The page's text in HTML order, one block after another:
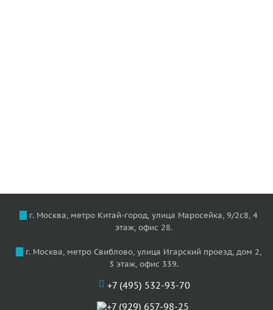
г. Москва, метро Китай-город, улица Маросейка, 9/2с8, 4
этаж, офис 28.
г. Москва, метро Свиблово, улица Игарский проезд, дом 2,
3 этаж, офис 339.
+7 (495) 532-93-70
+7 (929) 657-98-25